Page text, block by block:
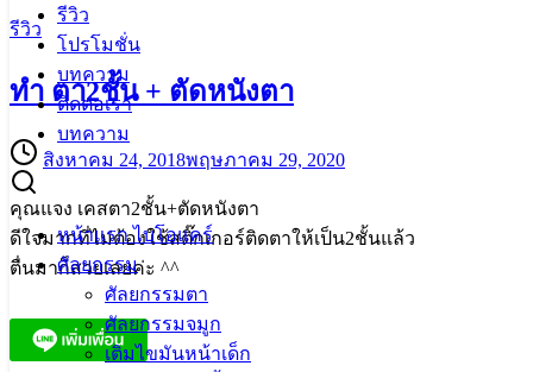
รีวิว
โปรโมชั่น
บทความ
ติดต่อเรา
บทความ
หน้าแรก ไบโอแคร์
ศัลยกรรม
ศัลยกรรมตา
ศัลยกรรมจมูก
เติมไขมันหน้าเด็ก
รีวิว
ทำ ตา2ชั้น + ตัดหนังตา
สิงหาคม 24, 2018พฤษภาคม 29, 2020
คุณแจง เคสตา2ชั้น+ตัดหนังตา
ดีใจมากที่ไม่ต้องใช้สติ๊กเกอร์ติดตาให้เป็น2ชั้นแล้ว
ตื่นมาก็สวยเลยค่ะ ^^